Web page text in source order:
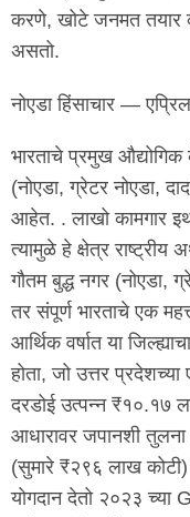
करणे, खोटे जनमत तयार
असतो.
नोएडा हिंसाचार —
भारताचे प्रमुख
(नोएडा, ग्रेटर नोएडा,
आहेत. . लाखो कामगार
त्यामुळे हे क्षेत्र
गौतम बुद्ध नगर (नोएडा,
तर संपूर्ण भारताचे एक
आर्थिक वर्षात या
होता, जो उत्तर
दरडोई उत्पन्न ₹१०.१७
आधारावर जपानशी
(सुमारे ₹२९६ लाख
योगदान देतो २०२३